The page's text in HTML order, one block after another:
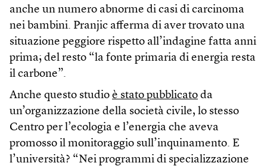
anche un numero abnorme di casi di carcinoma
nei bambini. Pranjic afferma di aver trovato una
situazione peggiore rispetto all’indagine fatta anni
prima; del resto “la fonte primaria di energia resta
il carbone”.
Anche questo studio è stato pubblicato da
un’organizzazione della società civile, lo stesso
Centro per l’ecologia e l’energia che aveva
promosso il monitoraggio sull’inquinamento. E
l’università? “Nei programmi di specializzazione